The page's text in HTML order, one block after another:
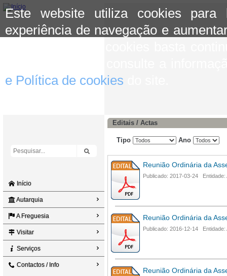
Este website utiliza cookies para
experiência de navegação e
e Política de cookies
Início
Autarquia
A Freguesia
Visitar
Serviços
Contactos / Info
Editais / Actas
Tipo Ano
Reunião Ordinária da
Publicado: 2017-03-24 Entidade:
Reunião Ordinária da
Publicado: 2016-12-14 Entidade:
Reunião Ordinária da